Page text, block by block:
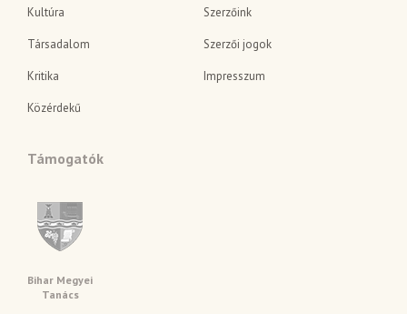
Kultúra
Társadalom
Kritika
Közérdekű
Szerzőink
Szerzői jogok
Impresszum
Támogatók
Bihar Megyei
Tanács